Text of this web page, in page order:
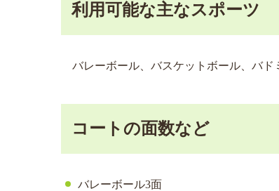
利用可能な主なスポーツ
バレーボール、バスケットボール、バド
コートの面数など
バレーボール3面